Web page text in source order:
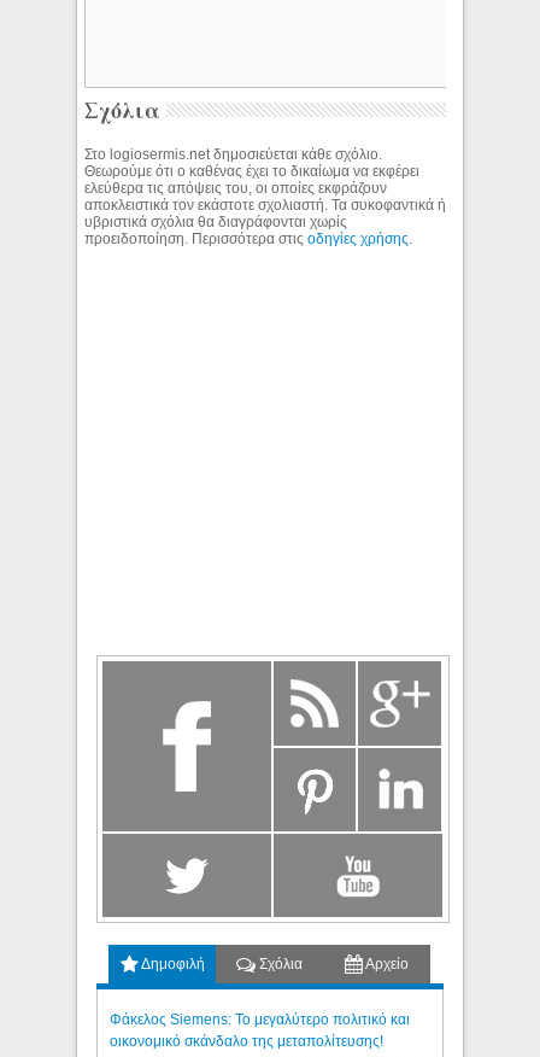
Σχόλια
Στο logiosermis.net δημοσιεύεται κάθε σχόλιο.
Θεωρούμε ότι ο καθένας έχει το δικαίωμα να εκφέρει
ελεύθερα τις απόψεις του, οι οποίες εκφράζουν
αποκλειστικά τον εκάστοτε σχολιαστή. Τα συκοφαντικά ή
υβριστικά σχόλια θα διαγράφονται χωρίς
προειδοποίηση. Περισσότερα στιςοδηγίες χρήσης
Δημοφιλή Σχόλια Αρχείο
Φάκελος Siemens: Το μεγαλύτερο πολιτικό και
οικονομικό σκάνδαλο της μεταπολίτευσης!